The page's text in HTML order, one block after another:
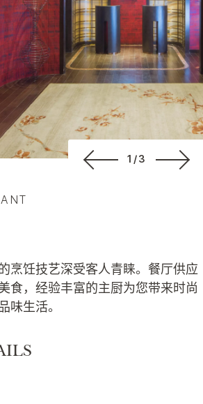
1/3
烹饪技艺深受客人青睐。餐厅供应
食，经验丰富的主厨为您带来时尚
味生活。